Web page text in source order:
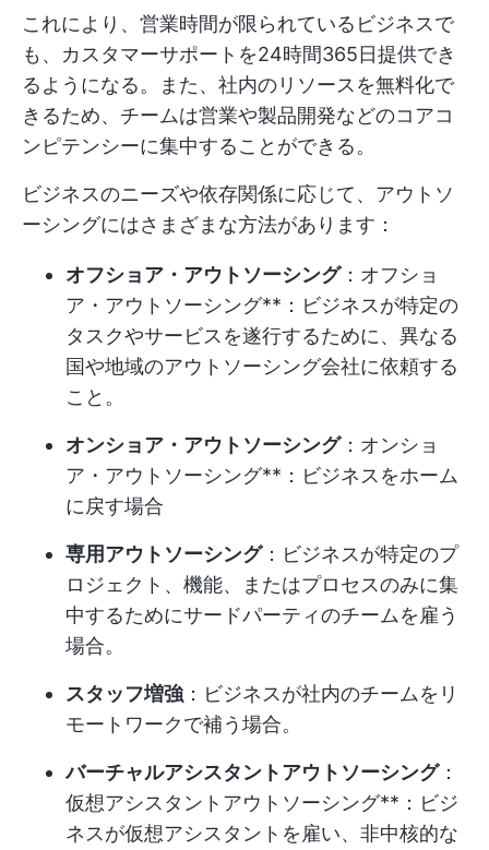
これにより、営業時間が限られているビジネスで
も、カスタマーサポートを24時間365日提供でき
るようになる。また、社内のリソースを無料化で
きるため、チームは営業や製品開発などのコアコ
ンピテンシーに集中することができる。
ビジネスのニーズや依存関係に応じて、アウトソ
ーシングにはさまざまな方法があります：
オフショア・アウトソーシング：オフショ
ア・アウトソーシング**：ビジネスが特定の
タスクやサービスを遂行するために、異なる
国や地域のアウトソーシング会社に依頼する
こと。
オンショア・アウトソーシング：オンショ
ア・アウトソーシング**：ビジネスをホーム
に戻す場合
専用アウトソーシング：ビジネスが特定のプ
ロジェクト、機能、またはプロセスのみに集
中するためにサードパーティのチームを雇う
場合。
スタッフ増強 ：ビジネスが社内のチームをリ
モートワークで補う場合。
バーチャルアシスタントアウトソーシング：
仮想アシスタントアウトソーシング**：ビジ
ネスが仮想アシスタントを雇い、非中核的な